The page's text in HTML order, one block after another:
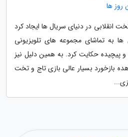
روز ها
انقلابی در دنیای سریال ها ایجاد کرد
به تماشای مجموعه های تلویزیونی
پیچیده حکایت کرد. به همین دلیل نیز
بازخورد بسیار عالی بازی تاج و تخت